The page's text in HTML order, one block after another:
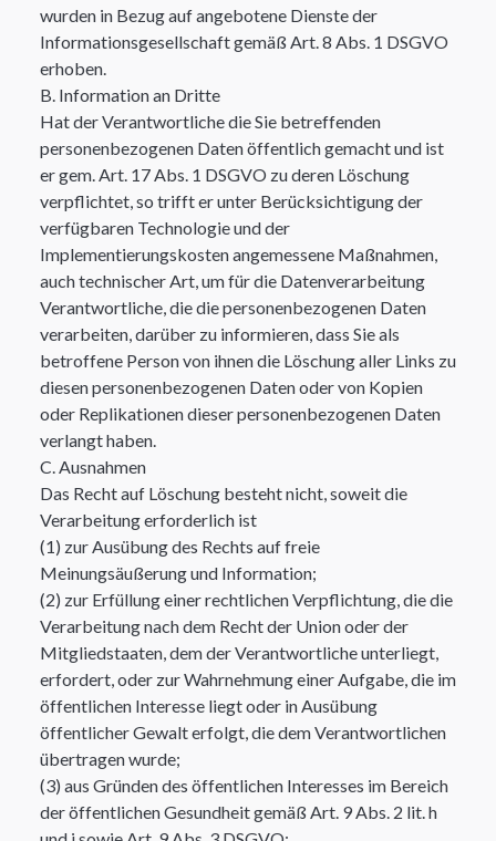
wurden in Bezug auf angebotene Dienste der
Informationsgesellschaft gemäß Art. 8 Abs. 1 DSGVO
erhoben.
B. Information an Dritte
Hat der Verantwortliche die Sie betreffenden
personenbezogenen Daten öffentlich gemacht und ist
er gem. Art. 17 Abs. 1 DSGVO zu deren Löschung
verpflichtet, so trifft er unter Berücksichtigung der
verfügbaren Technologie und der
Implementierungskosten angemessene Maßnahmen,
auch technischer Art, um für die Datenverarbeitung
Verantwortliche, die die personenbezogenen Daten
verarbeiten, darüber zu informieren, dass Sie als
betroffene Person von ihnen die Löschung aller Links zu
diesen personenbezogenen Daten oder von Kopien
oder Replikationen dieser personenbezogenen Daten
verlangt haben.
C. Ausnahmen
Das Recht auf Löschung besteht nicht, soweit die
Verarbeitung erforderlich ist
(1) zur Ausübung des Rechts auf freie
Meinungsäußerung und Information;
(2) zur Erfüllung einer rechtlichen Verpflichtung, die die
Verarbeitung nach dem Recht der Union oder der
Mitgliedstaaten, dem der Verantwortliche unterliegt,
erfordert, oder zur Wahrnehmung einer Aufgabe, die im
öffentlichen Interesse liegt oder in Ausübung
öffentlicher Gewalt erfolgt, die dem Verantwortlichen
übertragen wurde;
(3) aus Gründen des öffentlichen Interesses im Bereich
der öffentlichen Gesundheit gemäß Art. 9 Abs. 2 lit. h